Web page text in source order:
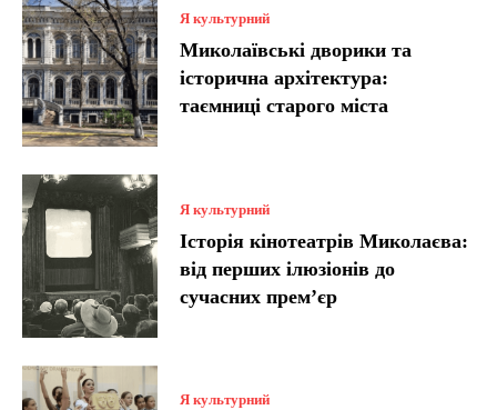
Я культурний
Миколаївські дворики та
історична архітектура:
таємниці старого міста
Я культурний
Історія кінотеатрів Миколаєва:
від перших ілюзіонів до
сучасних прем’єр
Я культурний